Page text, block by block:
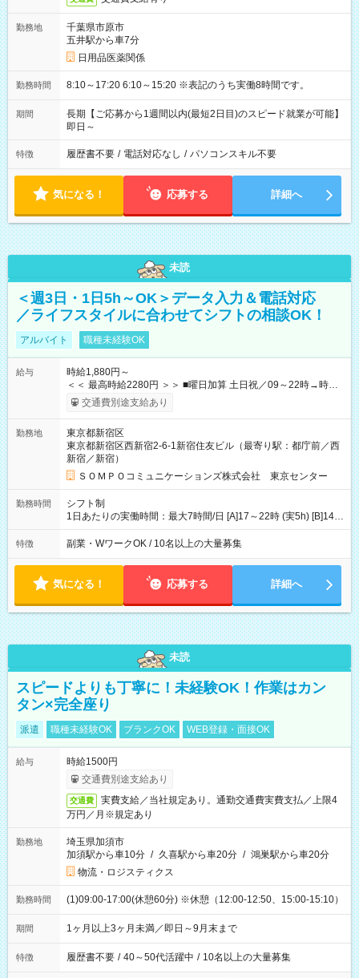
勤務地
千葉県市原市
五井駅から車7分
日用品医薬関係
勤務時間 8:10～17:20 6:10～15:20 ※表記のうち実働8時間です。
期間
長期【ご応募から1週間以内(最短2日目)のスピード就業が可能】
即日～
特徴 履歴書不要 / 電話対応なし / パソコンスキル不要
気になる！ 応募する 詳細へ
未読
＜週3日・1日5h～OK＞データ入力＆電話対応
／ライフスタイルに合わせてシフトの相談OK！
アルバイト 職種未経験OK
給与
時給1,880円～
＜＜ 最高時給2280円 ＞＞ ■曜日加算 土日祝／09～22時→時給
＋400円 ■時間加算 月曜／09～12時→時給＋200円 月曜／17～
22時→時給＋200円 金曜／17～22時→時給＋400円 ■導入研
━━━━━━━━━━━━━━━ ■月収例 ◎ロングシフト（週3日×実7h） [1]
金曜日収：15160円×4日＝60640円 [2]土曜日収：15960円×5日
＝79800円 [3]日曜日収：15960円×5日＝79800円 [1]＋[2]＋[3]＝
月収22万240円 ◎ショートシフト（週3日×実5h） [1]月曜日収：
10400円×4日＝41600円 [2]金曜日収：11400円×4日＝45600円
[3]土曜日収：11400円×5日＝57000円 [1]＋[2]＋[3]＝月収14万
4200円 【試用期間】試用期間あり 試用期間の長さ：3ヶ月 ※ 雇
態：本採用時と同じです。 給与：時給 1,780円以上 ※各加算給
無
交通費別途支給あり
勤務地
東京都新宿区
東京都新宿区西新宿2-6-1新宿住友ビル（最寄り駅：都庁前／西
新宿／新宿）
ＳＯＭＰＯコミュニケーションズ株式会社 東京センター
勤務時間
シフト制
1日あたりの実働時間：最大7時間/日 [A]17～22時 (実5h) [B]14～
22時 (実7h/休1h） ★週3～5日※土or日必須 ◎休日：平日メイン
※[B]OJT終了後要相談 ◎下記選択制 （1）曜日固定 週3～・土or
選択可 ▶ご確認 祝日/GW/年末年始等も シフト通りの出勤が必要
です
特徴 副業・WワークOK / 10名以上の大量募集
気になる！ 応募する 詳細へ
未読
スピードよりも丁寧に！未経験OK！作業はカン
タン×完全座り
派遣 職種未経験OK ブランクOK WEB登録・面接OK
給与
時給1500円
交通費別途支給あり
交通費
実費支給／当社規定あり。通勤交通費実費支払／上限4
万円／月※規定あり
勤務地
埼玉県加須市
加須駅から車10分 / 久喜駅から車20分 / 鴻巣駅から車20分
物流・ロジスティクス
勤務時間 (1)09:00-17:00(休憩60分) ※休憩（12:00-12:50、15:00-15:10）
期間 1ヶ月以上3ヶ月未満／即日～9月末まで
特徴 履歴書不要 / 40～50代活躍中 / 10名以上の大量募集